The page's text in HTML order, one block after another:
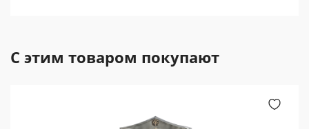
С этим товаром покупают